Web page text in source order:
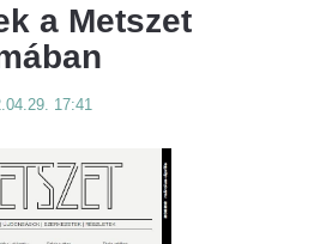
a Metszet
17:41